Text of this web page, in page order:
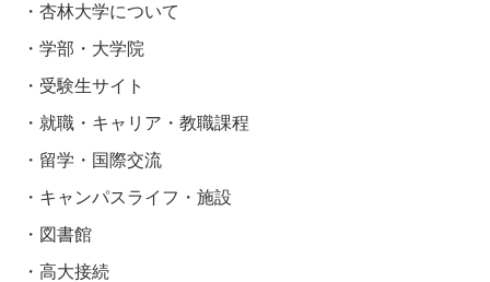
杏林大学について
学部・大学院
受験生サイト
就職・キャリア・教職課程
留学・国際交流
キャンパスライフ・施設
図書館
高大接続